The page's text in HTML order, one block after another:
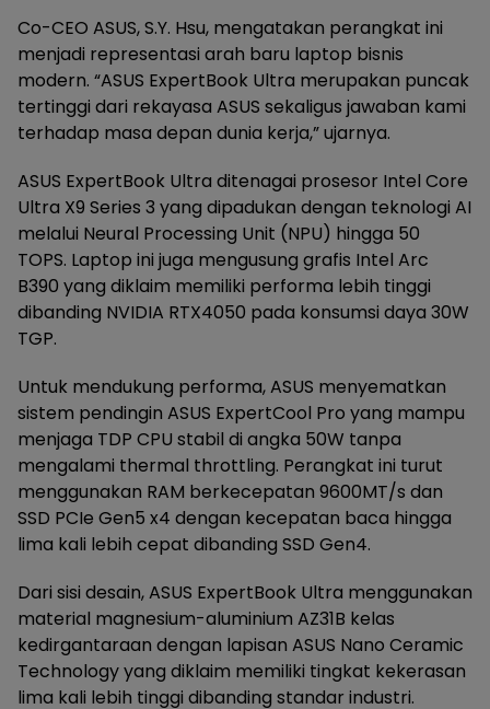
Co-CEO ASUS, S.Y. Hsu, mengatakan perangkat ini
menjadi representasi arah baru laptop bisnis
modern. “ASUS ExpertBook Ultra merupakan puncak
tertinggi dari rekayasa ASUS sekaligus jawaban kami
terhadap masa depan dunia kerja,” ujarnya.
ASUS ExpertBook Ultra ditenagai prosesor Intel Core
Ultra X9 Series 3 yang dipadukan dengan teknologi AI
melalui Neural Processing Unit (NPU) hingga 50
TOPS. Laptop ini juga mengusung grafis Intel Arc
B390 yang diklaim memiliki performa lebih tinggi
dibanding NVIDIA RTX4050 pada konsumsi daya 30W
TGP.
Untuk mendukung performa, ASUS menyematkan
sistem pendingin ASUS ExpertCool Pro yang mampu
menjaga TDP CPU stabil di angka 50W tanpa
mengalami thermal throttling. Perangkat ini turut
menggunakan RAM berkecepatan 9600MT/s dan
SSD PCIe Gen5 x4 dengan kecepatan baca hingga
lima kali lebih cepat dibanding SSD Gen4.
Dari sisi desain, ASUS ExpertBook Ultra menggunakan
material magnesium-aluminium AZ31B kelas
kedirgantaraan dengan lapisan ASUS Nano Ceramic
Technology yang diklaim memiliki tingkat kekerasan
lima kali lebih tinggi dibanding standar industri.